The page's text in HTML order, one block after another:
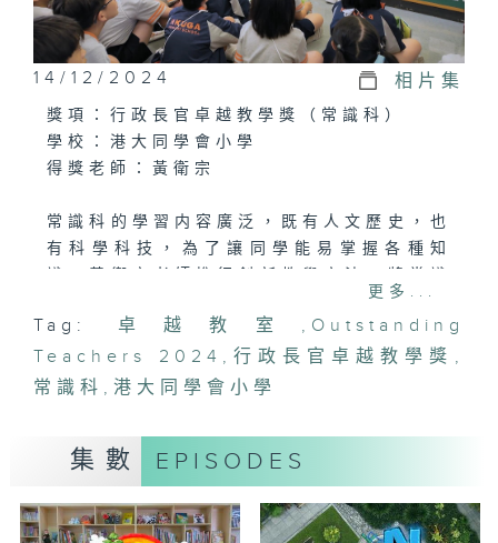
14/12/2024 相片集
獎項：行政長官卓越教學獎（常識科）
學校：港大同學會小學
得獎老師：黃衛宗
常識科的學習内容廣泛，既有人文歷史，也
有科學科技，為了讓同學能易掌握各種知
科課程內容與其他學科內容結合，達至跨學
科學習；同時又透過參與社區服務，給予學
生實踐所學的機會。通過連繫生活的實際經
驗，學生可以學習到如何靈活運用不同學科
黃老師亦推行主題圖書取代傳統課本進行教
學，不但可以鼓勵校內閱讀風氣，同時亦增
加課堂的趣味。
更多...
Tag: 卓越教室 , Outstanding
Teachers 2024 , 行政長官卓越教學獎 ,
常識科 ,港大同學會小學
集數 EPISODES